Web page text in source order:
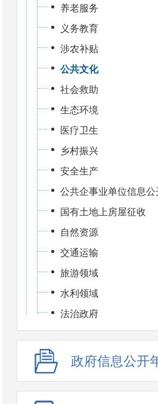
养老服务
义务教育
涉农补贴
公共文化
社会救助
生态环境
医疗卫生
乡村振兴
安全生产
公共企事业单位信息公
国有土地上房屋征收
自然资源
交通运输
旅游领域
水利领域
法治政府
政府信息公开